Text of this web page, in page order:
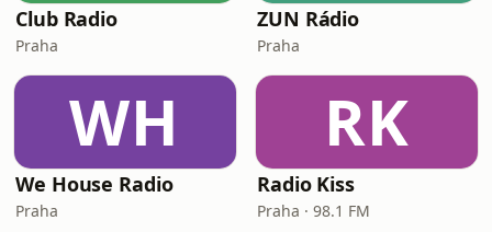
Club Radio
Praha
ZUN Rádio
Praha
WH
We House Radio
Praha
RK
Radio Kiss
Praha · 98.1 FM